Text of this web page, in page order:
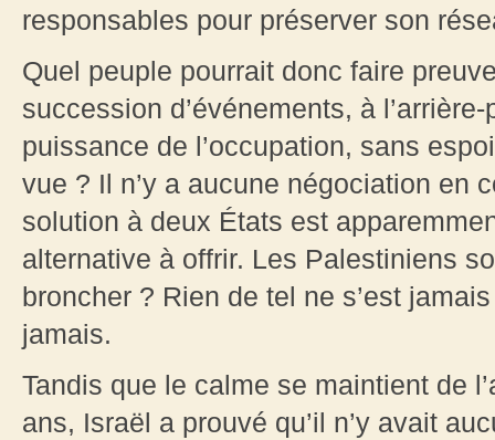
responsables pour préserver son
Quel peuple pourrait donc faire
succession d’événements, à
puissance de l’occupation, sans
vue ? Il n’y a aucune négociation en
solution à deux États est
alternative à offrir. Les Palestiniens
broncher ? Rien de tel ne s’est
jamais.
Tandis que le calme se maintient de
ans, Israël a prouvé qu’il n’y avait